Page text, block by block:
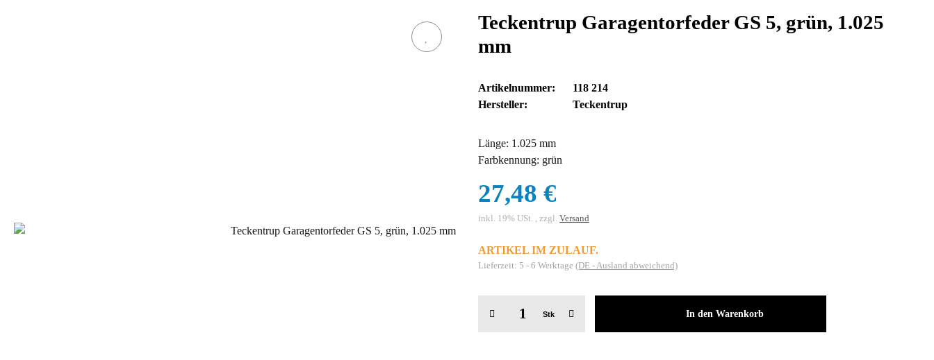
Teckentrup Garagentorfeder GS 5, grün, 1.025
mm
Artikelnummer:
118 214
Hersteller:
Teckentrup
Länge: 1.025 mm
Farbkennung: grün
27,48 €
inkl. 19% USt. , zzgl. Versand
ARTIKEL IM ZULAUF.
Lieferzeit: 5 - 6 Werktage (DE - Ausland abweichend)
Stk In den Warenkorb